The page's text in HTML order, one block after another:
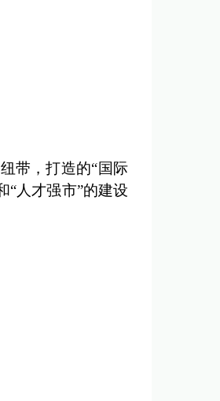
带，打造的“国际
“人才强市”的建设